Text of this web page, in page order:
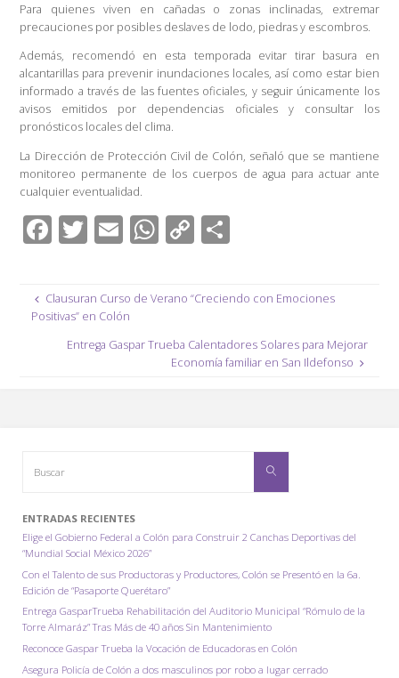
Para quienes viven en cañadas o zonas inclinadas, extremar
precauciones por posibles deslaves de lodo, piedras y escombros.
Además, recomendó en esta temporada evitar tirar basura en
alcantarillas para prevenir inundaciones locales, así como estar bien
informado a través de las fuentes oficiales, y seguir únicamente los
avisos emitidos por dependencias oficiales y consultar los
pronósticos locales del clima.
La Dirección de Protección Civil de Colón, señaló que se mantiene
monitoreo permanente de los cuerpos de agua para actuar ante
cualquier eventualidad.
F
e
b
o
T
tt
er
E
ail
W
at
s
A
p
C
p
y
Li
n
m
p
ar
tir
Clausuran Curso de Verano “Creciendo con Emociones
Positivas” en Colón
Entrega Gaspar Trueba Calentadores Solares para Mejorar
Economía familiar en San Ildefonso
Buscar
ENTRADAS RECIENTES
Elige el Gobierno Federal a Colón para Construir 2 Canchas Deportivas del
“Mundial Social México 2026”
Con el Talento de sus Productoras y Productores, Colón se Presentó en la 6a.
Edición de “Pasaporte Querétaro”
Entrega GasparTrueba Rehabilitación del Auditorio Municipal “Rómulo de la
Torre Almaráz” Tras Más de 40 años Sin Mantenimiento
Reconoce Gaspar Trueba la Vocación de Educadoras en Colón
Asegura Policía de Colón a dos masculinos por robo a lugar cerrado